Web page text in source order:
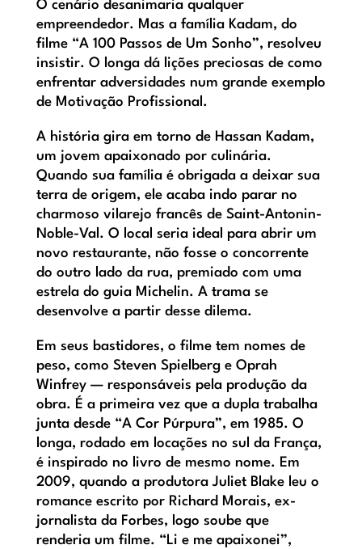
O cenário desanimaria qualquer
empreendedor. Mas a família Kadam, do
filme “A 100 Passos de Um Sonho”, resolveu
insistir. O longa dá lições preciosas de como
enfrentar adversidades num grande exemplo
de Motivação Profissional.
A história gira em torno de Hassan Kadam,
um jovem apaixonado por culinária.
Quando sua família é obrigada a deixar sua
terra de origem, ele acaba indo parar no
charmoso vilarejo francês de Saint-Antonin-
Noble-Val. O local seria ideal para abrir um
novo restaurante, não fosse o concorrente
do outro lado da rua, premiado com uma
estrela do guia Michelin. A trama se
desenvolve a partir desse dilema.
Em seus bastidores, o filme tem nomes de
peso, como Steven Spielberg e Oprah
Winfrey — responsáveis pela produção da
obra. É a primeira vez que a dupla trabalha
junta desde “A Cor Púrpura”, em 1985. O
longa, rodado em locações no sul da França,
é inspirado no livro de mesmo nome. Em
2009, quando a produtora Juliet Blake leu o
romance escrito por Richard Morais, ex-
jornalista da Forbes, logo soube que
renderia um filme. “Li e me apaixonei”,